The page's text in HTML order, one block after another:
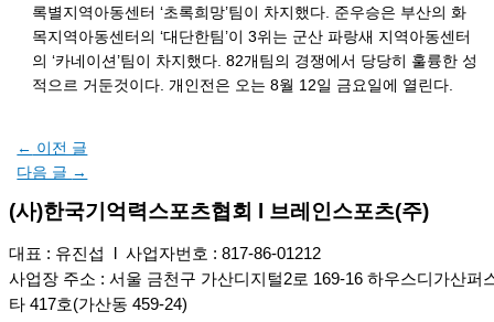
록별지역아동센터 ‘초록희망’팀이 차지했다. 준우승은 부산의 화
목지역아동센터의 ‘대단한팀’이 3위는 군산 파랑새 지역아동센터
의 ‘카네이션’팀이 차지했다. 82개팀의 경쟁에서 당당히 훌륭한 성
적으르 거둔것이다. 개인전은 오는 8월 12일 금요일에 열린다.
← 이전 글
다음 글 →
(사)한국기억력스포츠협회 l 브레인스포츠(주)
대표 : 유진섭 l 사업자번호 : 817-86-01212
사업장 주소 : 서울 금천구 가산디지털2로 169-16 하우스디가산퍼
타 417호(가산동 459-24)